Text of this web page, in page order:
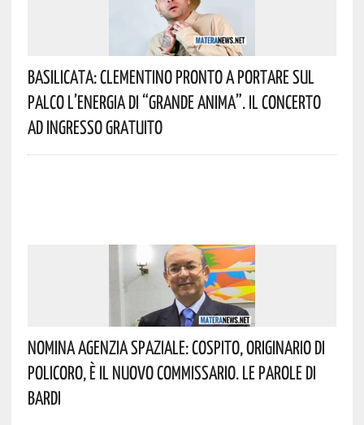
Basilicata: Clementino Pronto A Portare Sul
Palco L’energia Di “Grande Anima”. Il Concerto
Ad Ingresso Gratuito
Nomina Agenzia Spaziale: Cospito, Originario Di
Policoro, È Il Nuovo Commissario. Le Parole Di
Bardi